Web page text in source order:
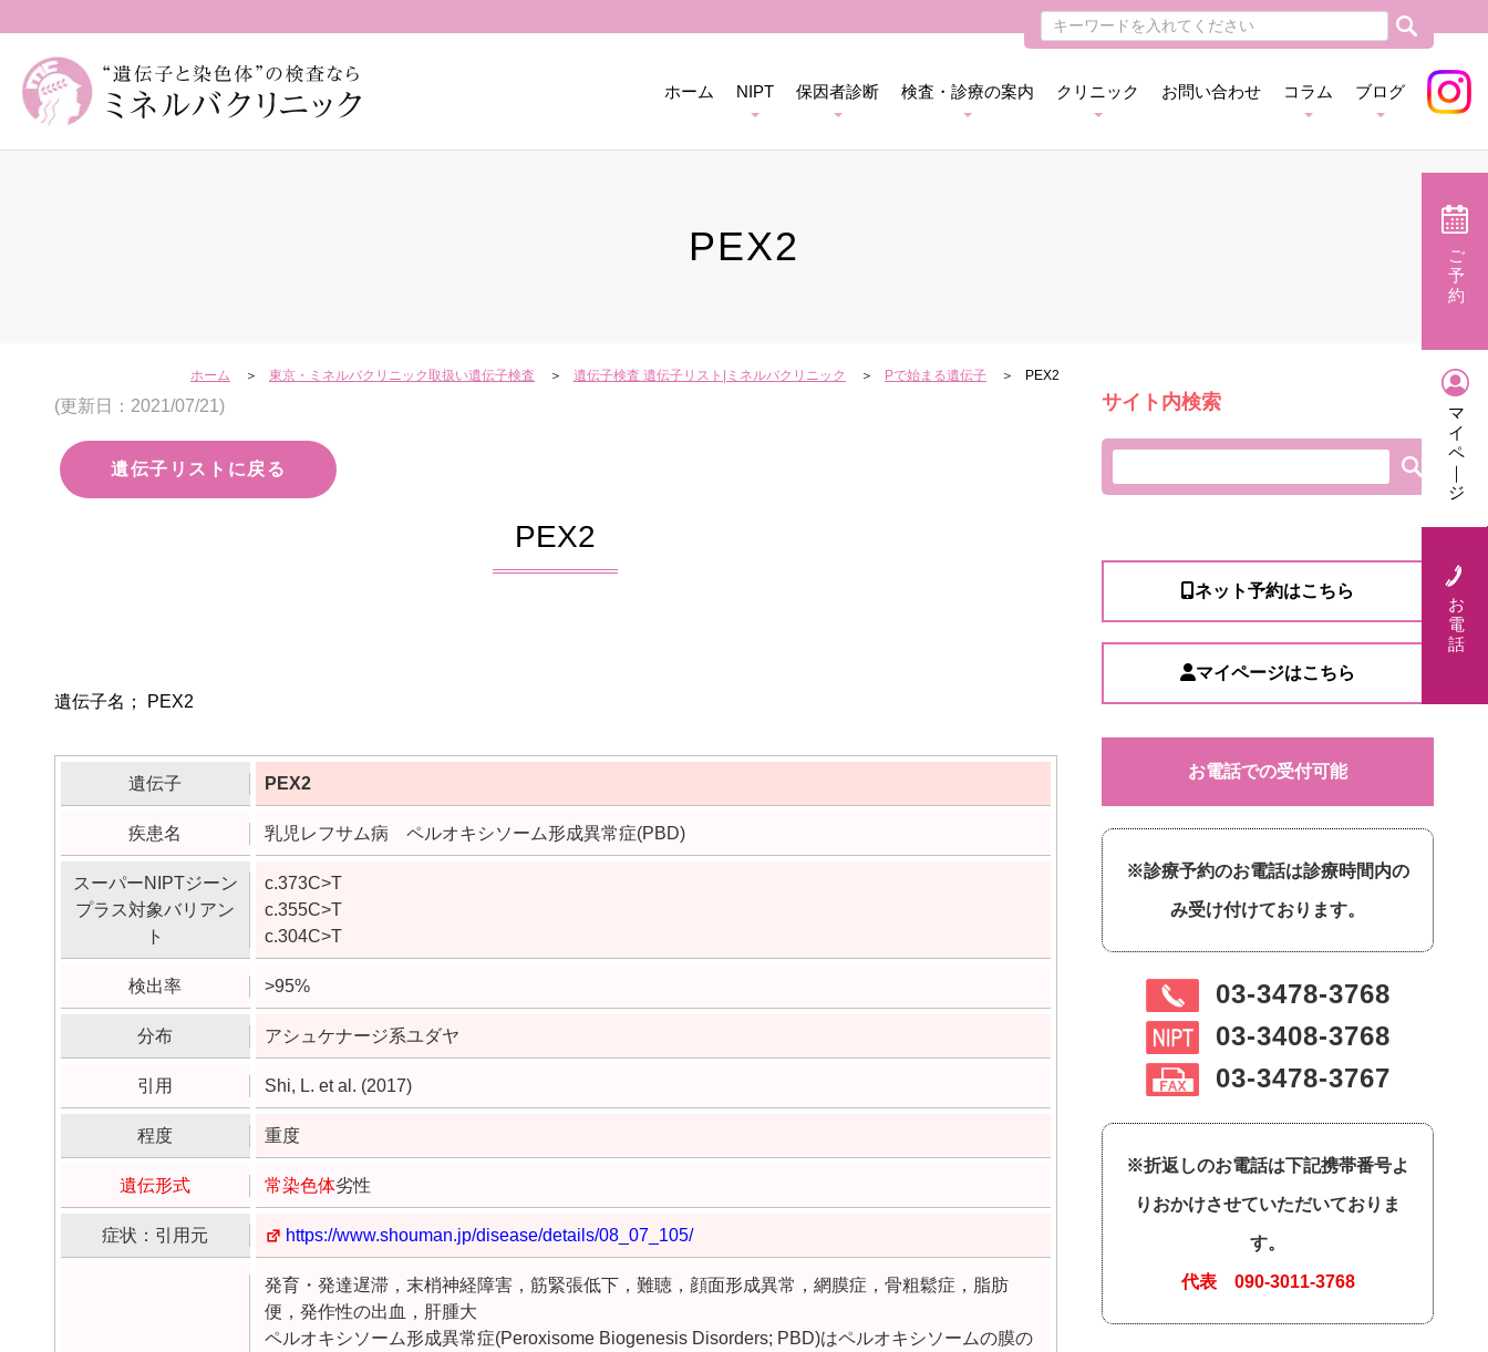
ホーム NIPT 保因者診断 検査・診療の案内 クリニック お問い合わせ コラム ブログ
PEX2
ホーム 東京・ミネルバクリニック取扱い遺伝子検査 遺伝子検査 遺伝子リスト|ミネルバクリニック Pで始まる遺伝子 PEX2
(更新日：2021/07/21)
遺伝子リストに戻る
PEX2
遺伝子名； PEX2
遺伝子 PEX2
疾患名 乳児レフサム病 ペルオキシソーム形成異常症(PBD)
スーパーNIPTジーン
プラス対象バリアン
ト
c.373C>T
c.355C>T
c.304C>T
検出率 >95%
分布 アシュケナージ系ユダヤ
引用 Shi, L. et al. (2017)
程度 重度
遺伝形式 常染色体劣性
症状：引用元 https://www.shouman.jp/disease/details/08_07_105/
発育・発達遅滞，末梢神経障害，筋緊張低下，難聴，顔面形成異常，網膜症，骨粗鬆症，脂肪
便，発作性の出血，肝腫大
ペルオキシソーム形成異常症(Peroxisome Biogenesis Disorders; PBD)はペルオキシソームの膜の
サイト内検索
ネット予約はこちら
マイページはこちら
お電話での受付可能
※診療予約のお電話は診療時間内の
み受け付けております。
03-3478-3768
03-3408-3768
03-3478-3767
※折返しのお電話は下記携帯番号よ
りおかけさせていただいておりま
す。
代表 090-3011-3768
ご
予
約
マ
イ
ペ
｜
ジ
お
電
話